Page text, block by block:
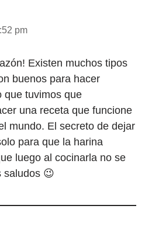
pm
Existen muchos tipos
buenos para hacer
que tuvimos que
una receta que funcione
mundo. El secreto de dejar
para que la harina
luego al cocinarla no se
saludos 😉